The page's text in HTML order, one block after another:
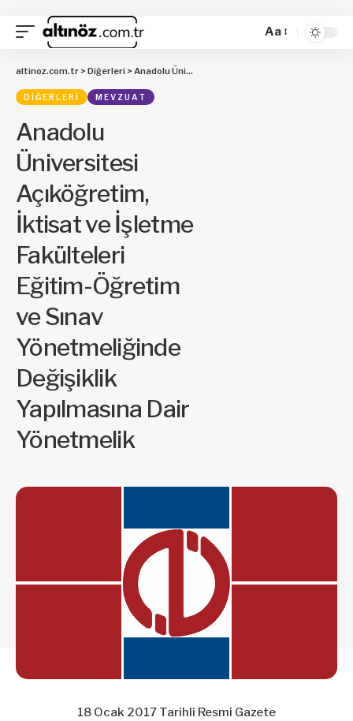
Aa
altinoz.com.tr > Diğerleri > Anadolu Üniversitesi Açıköğretim, İktisat ve İşletme Fakülteleri Eğitim-Öğretim ve Sınav Yönetmeliğinde Değişiklik Yapılmasına Dair Yönetmelik
DIĞERLERI MEVZUAT
Anadolu
Üniversitesi
Açıköğretim,
İktisat ve İşletme
Fakülteleri
Eğitim-Öğretim
ve Sınav
Yönetmeliğinde
Değişiklik
Yapılmasına Dair
Yönetmelik
18 Ocak 2017 Tarihli Resmi Gazete